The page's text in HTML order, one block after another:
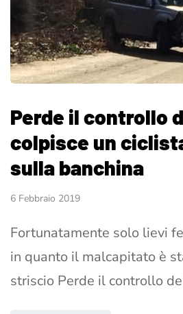
Perde il controllo
colpisce un
sulla banchina
6 Febbraio 2019
Fortunatamente solo lievi
in quanto il malcapitato è
striscio Perde il controllo